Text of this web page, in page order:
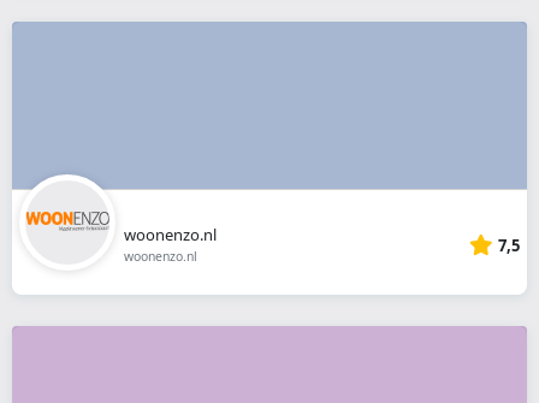
woonenzo.nl
woonenzo.nl 7,5